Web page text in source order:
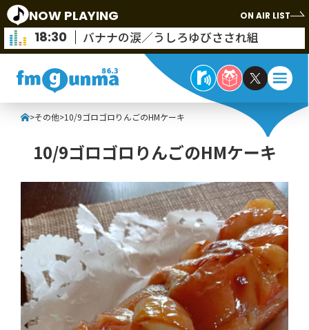
NOW PLAYING ON AIR LIST
18:30 バナナの涙／うしろゆびさされ組
>その他>10/9ゴロゴロりんごのHMケーキ
10/9ゴロゴロりんごのHMケーキ